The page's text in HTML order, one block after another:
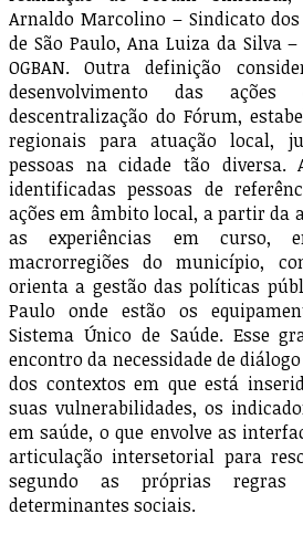
Arnaldo Marcolino – Sindicato
de São Paulo, Ana Luiza da Silva
OGBAN. Outra definição
desenvolvimento das
descentralização do Fórum,
regionais para atuação local,
pessoas na cidade tão diversa.
identificadas pessoas de
ações em âmbito local, a partir da
as experiências em curso,
macrorregiões do município,
orienta a gestão das políticas
Paulo onde estão os
Sistema Único de Saúde. Esse
encontro da necessidade de
dos contextos em que está
suas vulnerabilidades, os
em saúde, o que envolve as
articulação intersetorial para
segundo as próprias
determinantes sociais.